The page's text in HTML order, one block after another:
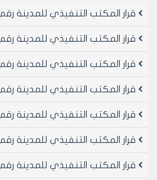
قرار المكتب التنفيذي للمدينة رقم 100 لعام 2021
قرار المكتب التنفيذي للمدينة رقم 12 لعام 2021
قرار المكتب التنفيذي للمدينة رقم 134 لعام 2021
قرار المكتب التنفيذي للمدينة رقم 14 لعام 2021
قرار المكتب التنفيذي للمدينة رقم 158 لعام 2021
قرار المكتب التنفيذي للمدينة رقم 162 لعام 2021
قرار المكتب التنفيذي للمدينة رقم 163 لعام 2021